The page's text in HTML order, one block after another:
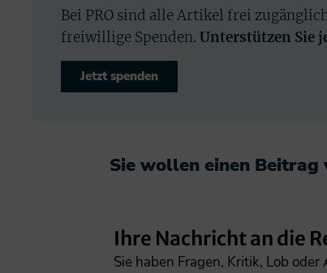
Bei PRO sind alle Artikel frei
freiwillige Spenden. Unterstützen Sie
Jetzt spenden
Sie wollen einen Beitrag
Ihre Nachricht an die
Sie haben Fragen, Kritik, Lob